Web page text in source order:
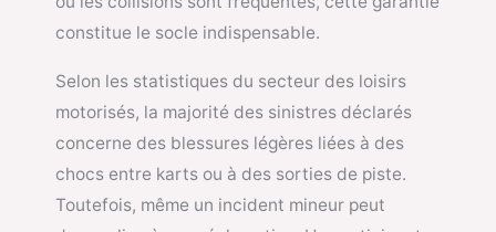
constitue le socle indispensable.
Selon les statistiques du secteur des loisirs
motorisés, la majorité des sinistres déclarés
concerne des blessures légères liées à des
chocs entre karts ou à des sorties de piste.
Toutefois, même un incident mineur peut